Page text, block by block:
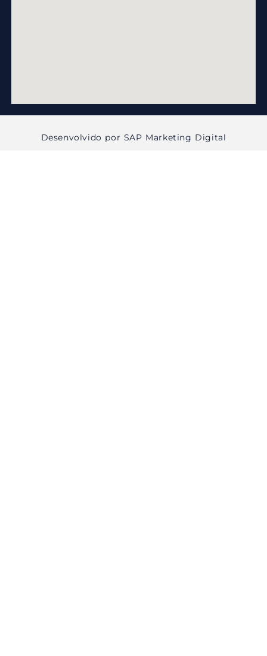
Desenvolvido por SAP Marketing Digital